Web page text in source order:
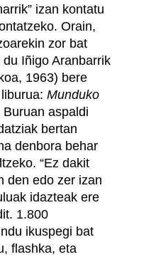
izan kontatu
Orain,
zor bat
Iñigo Aranbarrik
1963) bere
Munduko
Buruan aspaldi
bertan
denbora behar
“Ez dakit
den edo zer izan
idazteak ere
1.800
ikuspegi bat
flashka, eta